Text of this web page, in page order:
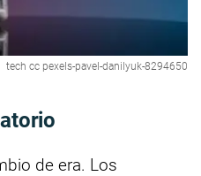
tech cc pexels-pavel-danilyuk-8294650
de era. Los